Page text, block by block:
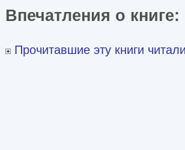
Впечатления о книге:
Прочитавшие эту книги